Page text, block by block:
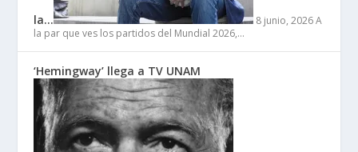
la… 8 junio, 2026 A
la par que ves los partidos del Mundial 2026,…
‘Hemingway’ llega a TV UNAM